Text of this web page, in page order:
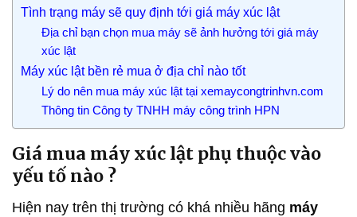
Tình trạng máy sẽ quy định tới giá máy xúc lật
Địa chỉ bạn chọn mua máy sẽ ảnh hưởng tới giá máy
xúc lật
Máy xúc lật bền rẻ mua ở địa chỉ nào tốt
Lý do nên mua máy xúc lật tại xemaycongtrinhvn.com
Thông tin Công ty TNHH máy công trình HPN
Giá mua máy xúc lật phụ thuộc vào
yếu tố nào ?
Hiện nay trên thị trường có khá nhiều hãng máy